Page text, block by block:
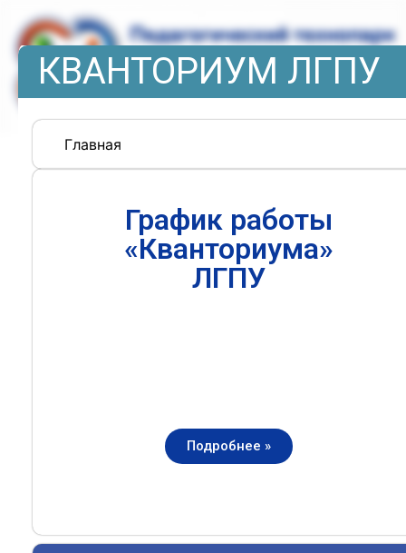
КВАНТОРИУМ ЛГПУ
Главная
График работы
«Кванториума»
ЛГПУ
Подробнее »